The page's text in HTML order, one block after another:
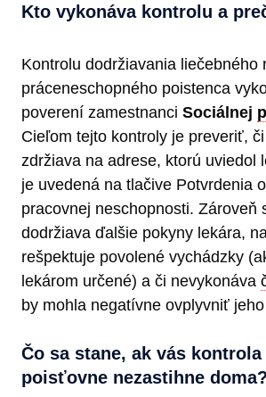
Kto vykonáva kontrolu a
Kontrolu dodržiavania liečebného
práceneschopného poistenca
poverení zamestnanci Sociálnej
Cieľom tejto kontroly je preveriť,
zdržiava na adrese, ktorú uviedol
je uvedená na tlačive Potvrdenia
pracovnej neschopnosti. Zároveň
dodržiava ďalšie pokyny lekára,
rešpektuje povolené vychádzky
lekárom určené) a či nevykonáva
by mohla negatívne ovplyvniť
Čo sa stane, ak vás
poisťovne nezastihne doma?